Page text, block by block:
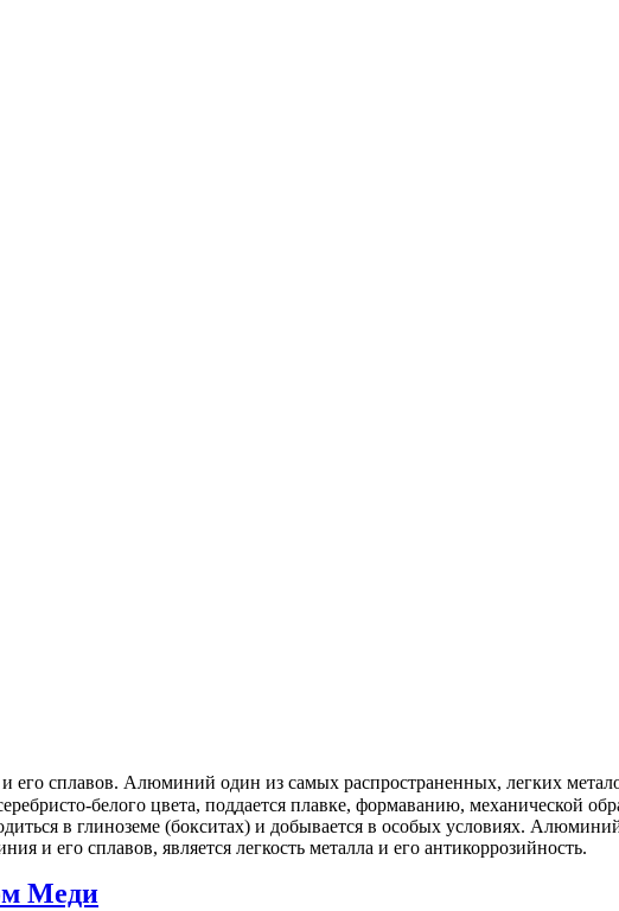
сплавов. Алюминий один из самых распространенных, легких
белого цвета, поддается плавке, формаванию, механической
в глиноземе (бокситах) и добывается в особых условиях.
и его сплавов, является легкость металла и его антикоррозийность.
Меди